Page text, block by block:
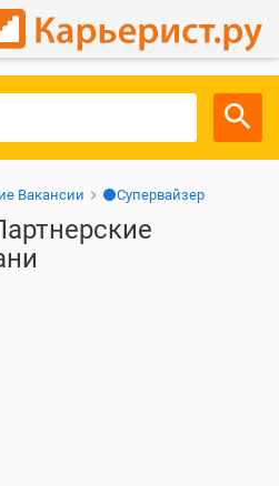
Вакансии ⚫Супервайзер